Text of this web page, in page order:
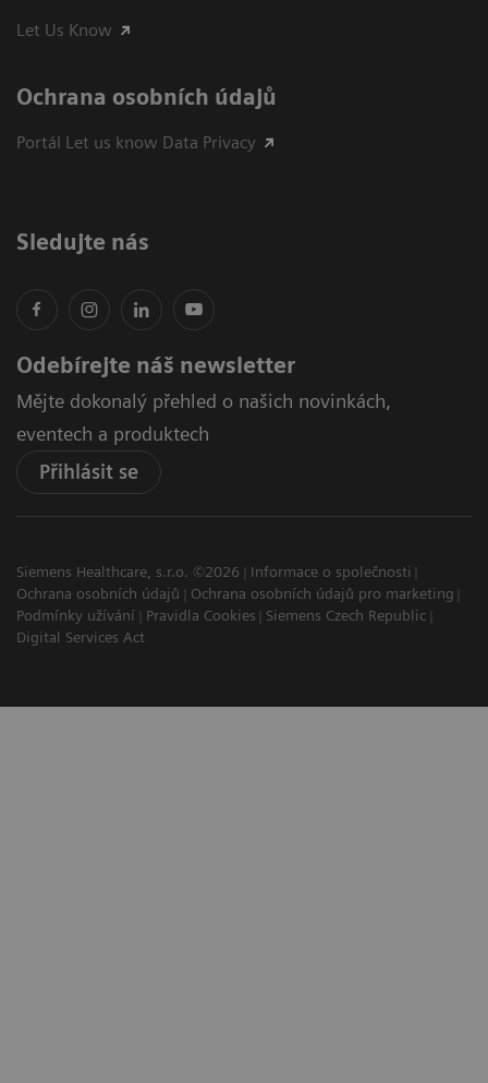
Let Us Know
Ochrana osobních údajů
Portál Let us know Data Privacy
Sledujte nás
Odebírejte náš newsletter
Mějte dokonalý přehled o našich novinkách,
eventech a produktech
Přihlásit se
Siemens Healthcare, s.r.o. ©2026
Informace o společnosti
Ochrana osobních údajů
Ochrana osobních údajů pro marketing
Podmínky užívání
Pravidla Cookies
Siemens Czech Republic
Digital Services Act